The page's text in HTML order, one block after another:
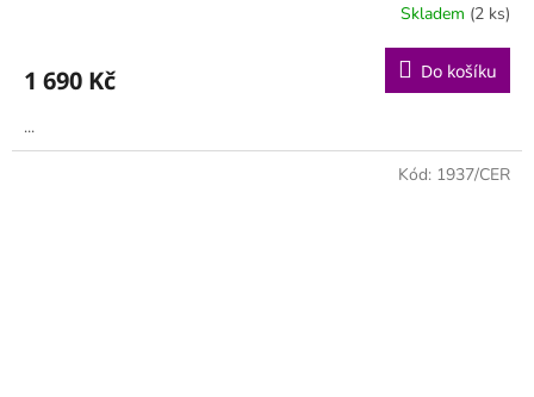
Skladem (2 ks)
1 690 Kč Do košíku
...
Kód: 1937/CER